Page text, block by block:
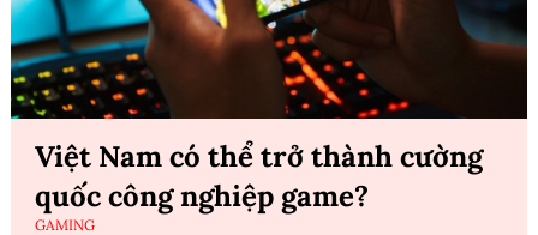
Việt Nam có thể trở thành cường
quốc công nghiệp game?
GAMING